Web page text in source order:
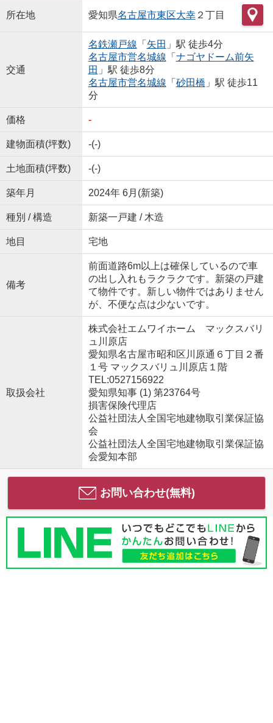
所在地 愛知県名古屋市東区大幸２丁目
交通
名鉄瀬戸線 「 矢田 」駅 徒歩4分
名古屋市営名城線 「 ナゴヤドーム前矢
田 」駅 徒歩8分
名古屋市営名城線 「 砂田橋 」駅 徒歩11
分
価格 -
建物面積(坪数) -(-)
土地面積(坪数) -(-)
築年月 2024年 6月(新築)
種別 / 構造 新築一戸建 / 木造
地目 宅地
備考
前面道路6m以上は確保しているので車
の出し入れもラクラクです。新築の戸建
て物件です。新しい物件ではありません
が、不便な点は少ないです。
取扱会社
株式会社エムワイホーム マックスバリ
ュ川原店
愛知県名古屋市昭和区川原通６丁目２番
１号 マックスバリュ川原店１階
TEL:0527156922
愛知県知事 (1) 第23764号
損害保険代理店
公益社団法人全国宅地建物取引業保証協
会
公益社団法人全国宅地建物取引業保証協
会愛知本部
お問い合わせ(無料)